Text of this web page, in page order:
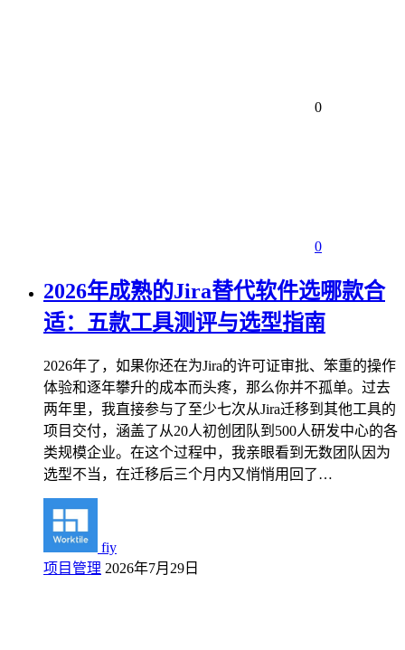
0
0
2026年成熟的Jira替代软件选哪款合
适：五款工具测评与选型指南
2026年了，如果你还在为Jira的许可证审批、笨重的操作
体验和逐年攀升的成本而头疼，那么你并不孤单。过去
两年里，我直接参与了至少七次从Jira迁移到其他工具的
项目交付，涵盖了从20人初创团队到500人研发中心的各
类规模企业。在这个过程中，我亲眼看到无数团队因为
选型不当，在迁移后三个月内又悄悄用回了…
fiy
项目管理 2026年7月29日